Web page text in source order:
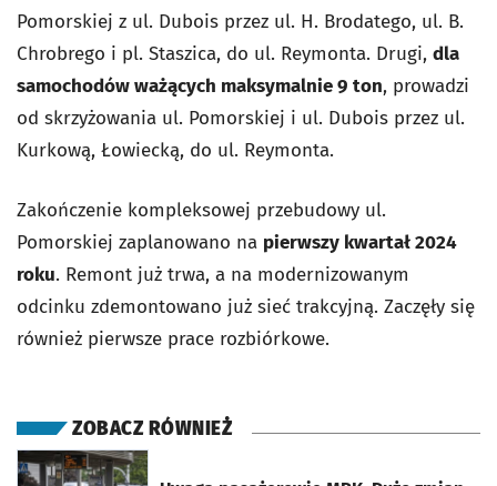
Pomorskiej z ul. Dubois przez ul. H. Brodatego, ul. B.
Chrobrego i pl. Staszica, do ul. Reymonta. Drugi, dla
samochodów ważących maksymalnie 9 ton, prowadzi
od skrzyżowania ul. Pomorskiej i ul. Dubois przez ul.
Kurkową, Łowiecką, do ul. Reymonta.
Zakończenie kompleksowej przebudowy ul.
Pomorskiej zaplanowano na pierwszy kwartał 2024
roku. Remont już trwa, a na modernizowanym
odcinku zdemontowano już sieć trakcyjną. Zaczęły się
również pierwsze prace rozbiórkowe.
ZOBACZ RÓWNIEŻ
otworzy się w nowej karcie